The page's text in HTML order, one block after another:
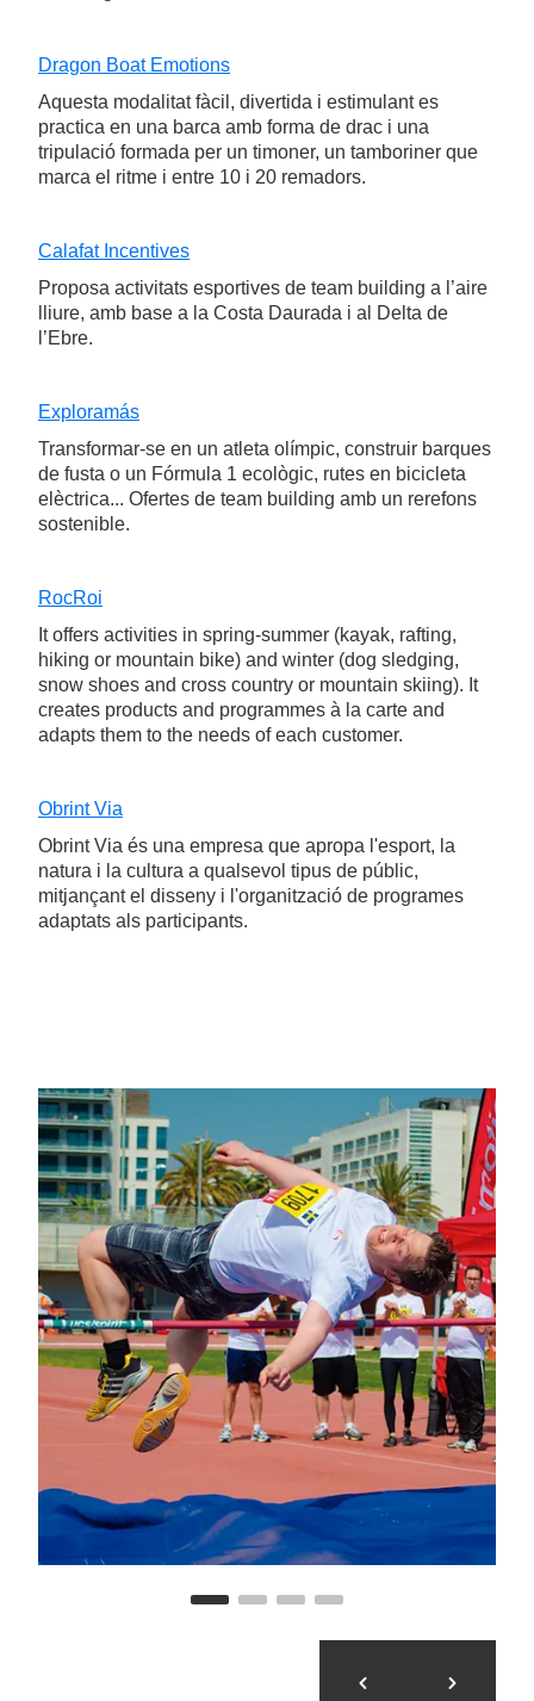
Dragon Boat Emotions
Aquesta modalitat fàcil, divertida i estimulant es
practica en una barca amb forma de drac i una
tripulació formada per un timoner, un tamboriner que
marca el ritme i entre 10 i 20 remadors.
Calafat Incentives
Proposa activitats esportives de team building a l’aire
lliure, amb base a la Costa Daurada i al Delta de
l’Ebre.
Exploramás
Transformar-se en un atleta olímpic, construir barques
de fusta o un Fórmula 1 ecològic, rutes en bicicleta
elèctrica... Ofertes de team building amb un rerefons
sostenible.
RocRoi
It offers activities in spring-summer (kayak, rafting,
hiking or mountain bike) and winter (dog sledging,
snow shoes and cross country or mountain skiing). It
creates products and programmes à la carte and
adapts them to the needs of each customer.
Obrint Via
Obrint Via és una empresa que apropa l'esport, la
natura i la cultura a qualsevol tipus de públic,
mitjançant el disseny i l'organització de programes
adaptats als participants.